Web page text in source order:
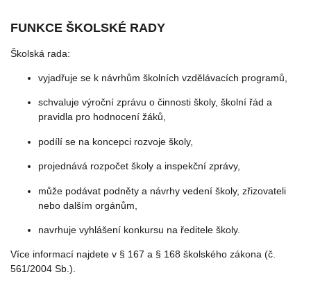
FUNKCE ŠKOLSKÉ RADY
Školská rada:
vyjadřuje se k návrhům školních vzdělávacích programů,
schvaluje výroční zprávu o činnosti školy, školní řád a
pravidla pro hodnocení žáků,
podílí se na koncepci rozvoje školy,
projednává rozpočet školy a inspekční zprávy,
může podávat podněty a návrhy vedení školy, zřizovateli
nebo dalším orgánům,
navrhuje vyhlášení konkursu na ředitele školy.
Více informací najdete v § 167 a § 168 školského zákona (č.
561/2004 Sb.).